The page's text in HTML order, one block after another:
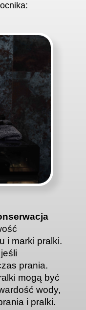
:
i marki pralki.
prania.
mogą być
wody,
i pralki.